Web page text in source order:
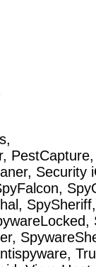
Security